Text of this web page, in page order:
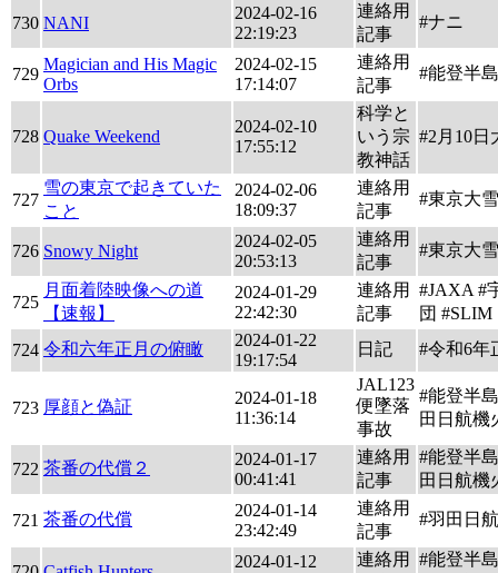
730 NANI
2024-02-16
22:19:23
連絡用
記事
#ナニ
729
Magician and His Magic
Orbs
2024-02-15
17:14:07
連絡用
記事
#能登半
728 Quake Weekend
2024-02-10
17:55:12
科学と
いう宗
教神話
#2月10日
727
雪の東京で起きていた
こと
2024-02-06
18:09:37
連絡用
記事
#東京大
726 Snowy Night
2024-02-05
20:53:13
連絡用
記事
#東京大
725
月面着陸映像への道
【速報】
2024-01-29
22:42:30
連絡用
記事
#JAXA #
団 #SLIM
724 令和六年正月の俯瞰
2024-01-22
19:17:54
日記 #令和6年
723 厚顔と偽証
2024-01-18
11:36:14
JAL123
便墜落
事故
#能登半
田日航機
722 茶番の代償２
2024-01-17
00:41:41
連絡用
記事
#能登半
田日航機
721 茶番の代償
2024-01-14
23:42:49
連絡用
記事
#羽田日
2024-01-12
連絡用
#能登半